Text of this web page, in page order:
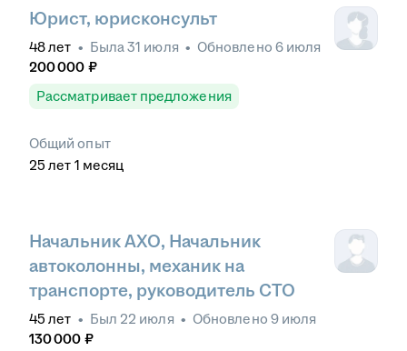
Юрист, юрисконсульт
48лет • Была31 июля • Обновлено 6 июля
200 000 ₽
Рассматривает предложения
Общий опыт
25 лет 1 месяц
Начальник АХО, Начальник
автоколонны, механик на
транспорте, руководитель СТО
45 лет • Был 22 июля • Обновлено 9 июля
130 000 ₽